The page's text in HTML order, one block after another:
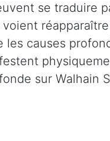
se traduire
causes
sur Walhain